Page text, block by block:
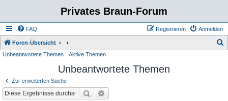
Privates Braun-Forum
FAQ Anmelden
Registrieren
Foren-Übersicht
Unbeantwortete Themen Aktive Themen
Unbeantwortete Themen
Zur erweiterten Suche
Suche